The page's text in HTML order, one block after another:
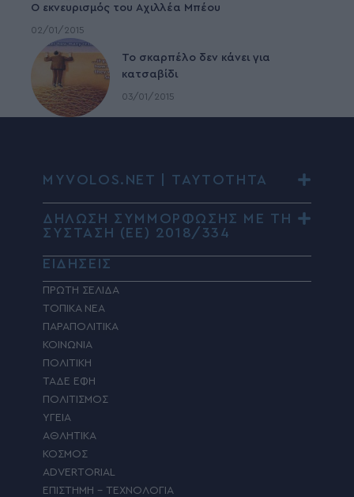
Ο εκνευρισμός του Αχιλλέα Μπέου
02/01/2015
To σκαρπέλο δεν κάνει για
κατσαβίδι
03/01/2015
MYVOLOS.NET | ΤΑΥΤΟΤΗΤΑ
ΔΗΛΩΣΗ ΣΥΜΜΟΡΦΩΣΗΣ ΜΕ ΤΗ
ΣΥΣΤΑΣΗ (ΕΕ) 2018/334
ΕΙΔΗΣΕΙΣ
ΠΡΩΤΗ ΣΕΛΙΔΑ
ΤΟΠΙΚΑ ΝΕΑ
ΠΑΡΑΠΟΛΙΤΙΚΑ
ΚΟΙΝΩΝΙΑ
ΠΟΛΙΤΙΚΗ
ΤΑΔΕ ΕΦΗ
ΠΟΛΙΤΙΣΜΟΣ
ΥΓΕΙΑ
ΑΘΛΗΤΙΚΑ
ΚΟΣΜΟΣ
ADVERTORIAL
ΕΠΙΣΤΗΜΗ – ΤΕΧΝΟΛΟΓΙΑ